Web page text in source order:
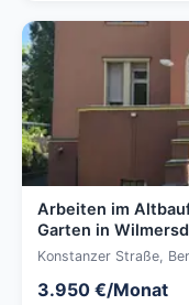
Arbeiten im
Garten in
Konstanzer Straße,
3.950 €/Monat